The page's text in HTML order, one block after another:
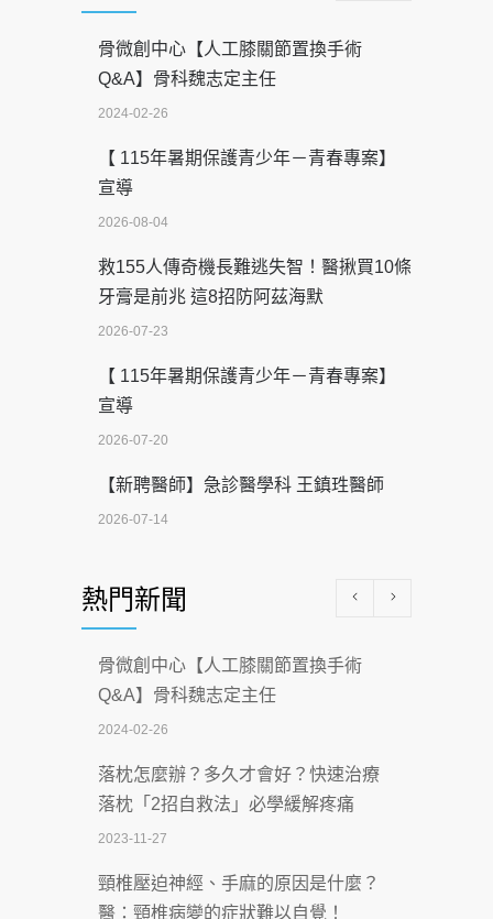
骨微創中心【人工膝關節置換手術
Q&A】骨科魏志定主任
2024-02-26
【 115年暑期保護青少年－青春專案】
宣導
2026-08-04
救155人傳奇機長難逃失智！醫揪買10條
牙膏是前兆 這8招防阿茲海默
2026-07-23
【 115年暑期保護青少年－青春專案】
宣導
2026-07-20
【新聘醫師】急診醫學科 王鎮珄醫師
2026-07-14
科能量
2026-07-08
沒菸酒也瀕臨洗腎？65歲男靠「這習
慣」逆轉腎功能 醫揭3招救命
2026-07-08
體溫飆破41度！醫連收兩例中暑病例：
致死率達8成
2026-07-07
深耕萬華55年 西園醫院回顧發展歷程與
熱門新聞
骨微創中心【人工膝關節置換手術
Q&A】骨科魏志定主任
2024-02-26
落枕怎麼辦？多久才會好？快速治療
落枕「2招自救法」必學緩解疼痛
2023-11-27
頸椎壓迫神經、手麻的原因是什麼？
醫：頸椎病變的症狀難以自覺！